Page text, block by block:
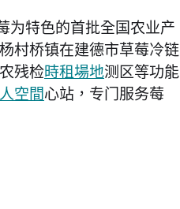
为特色的首批全国农业产
村桥镇在建德市草莓冷链
残检時租場地测区等功能
空間心站，专门服务莓